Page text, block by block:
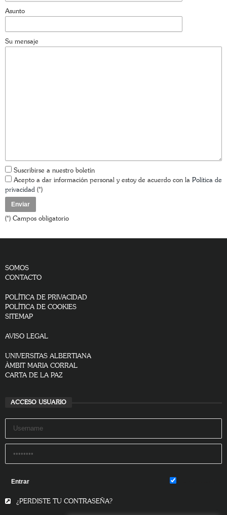
Asunto
Su mensaje
Suscribirse a nuestro boletín
Acepto a dar información personal y estoy de acuerdo con la Política de
privacidad (*)
(*) Campos obligatorio
SOMOS
CONTACTO
POLÍTICA DE PRIVACIDAD
POLÍTICA DE COOKIES
SITEMAP
AVISO LEGAL
UNIVERSITAS ALBERTIANA
ÀMBIT MARIA CORRAL
CARTA DE LA PAZ
ACCESO USUARIO
¿PERDISTE TU CONTRASEÑA?